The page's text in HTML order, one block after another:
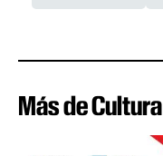
Más de Cultura